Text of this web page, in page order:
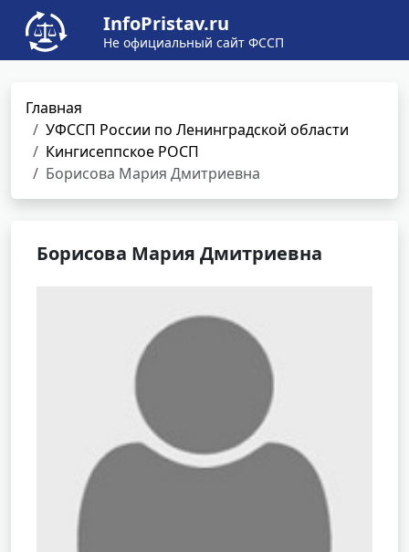
InfoPristav.ru
Не официальный сайт ФССП
Главная
УФССП России по Ленинградской области
Кингисеппское РОСП
Борисова Мария Дмитриевна
Борисова Мария Дмитриевна